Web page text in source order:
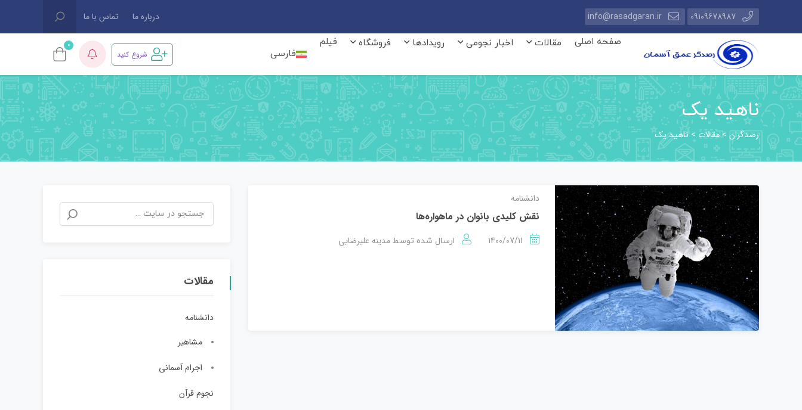
09109678987
info@rasadgaran.ir درباره ما تماس با ما
صفحه اصلی مقالات اخبار نجومی رویدادها فروشگاه
فیلم
فارسی
شروع کنید
0
ناهید یک
رصدگران >مقالات >ناهید یک
دانشنامه
نقش کلیدی بانوان در ماهواره‌ها
1400/07/11 ارسال شده توسط مدینه علیرضایی
مقالات
دانشنامه
مشاهیر
اجرام آسمانی
نجوم قرآن